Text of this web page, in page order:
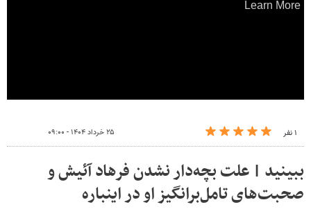
۱ نفر ۲۵ خرداد ۱۴۰۴ - ۰۹:۰۰
ببینید | علت بچه‌دار نشدن فرهاد آئیش و
صحبت‌های تامل‌برانگیز او در اینباره